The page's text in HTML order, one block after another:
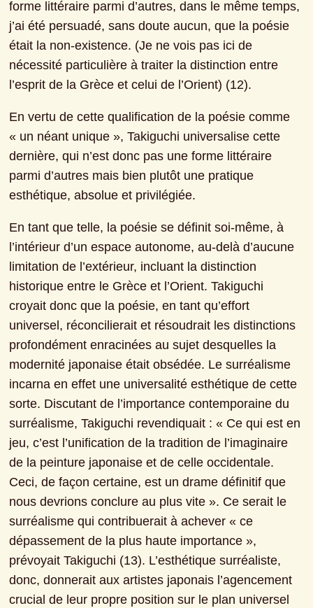
forme littéraire parmi d’autres, dans le même temps,
j’ai été persuadé, sans doute aucun, que la poésie
était la non-existence. (Je ne vois pas ici de
nécessité particulière à traiter la distinction entre
l’esprit de la Grèce et celui de l’Orient) (12).
En vertu de cette qualification de la poésie comme
« un néant unique », Takiguchi universalise cette
dernière, qui n’est donc pas une forme littéraire
parmi d’autres mais bien plutôt une pratique
esthétique, absolue et privilégiée.
En tant que telle, la poésie se définit soi-même, à
l’intérieur d’un espace autonome, au-delà d’aucune
limitation de l’extérieur, incluant la distinction
historique entre le Grèce et l’Orient. Takiguchi
croyait donc que la poésie, en tant qu’effort
universel, réconcilierait et résoudrait les distinctions
profondément enracinées au sujet desquelles la
modernité japonaise était obsédée. Le surréalisme
incarna en effet une universalité esthétique de cette
sorte. Discutant de l’importance contemporaine du
surréalisme, Takiguchi revendiquait : « Ce qui est en
jeu, c’est l’unification de la tradition de l’imaginaire
de la peinture japonaise et de celle occidentale.
Ceci, de façon certaine, est un drame définitif que
nous devrions conclure au plus vite ». Ce serait le
surréalisme qui contribuerait à achever « ce
dépassement de la plus haute importance »,
prévoyait Takiguchi (13). L’esthétique surréaliste,
donc, donnerait aux artistes japonais l’agencement
crucial de leur propre position sur le plan universel